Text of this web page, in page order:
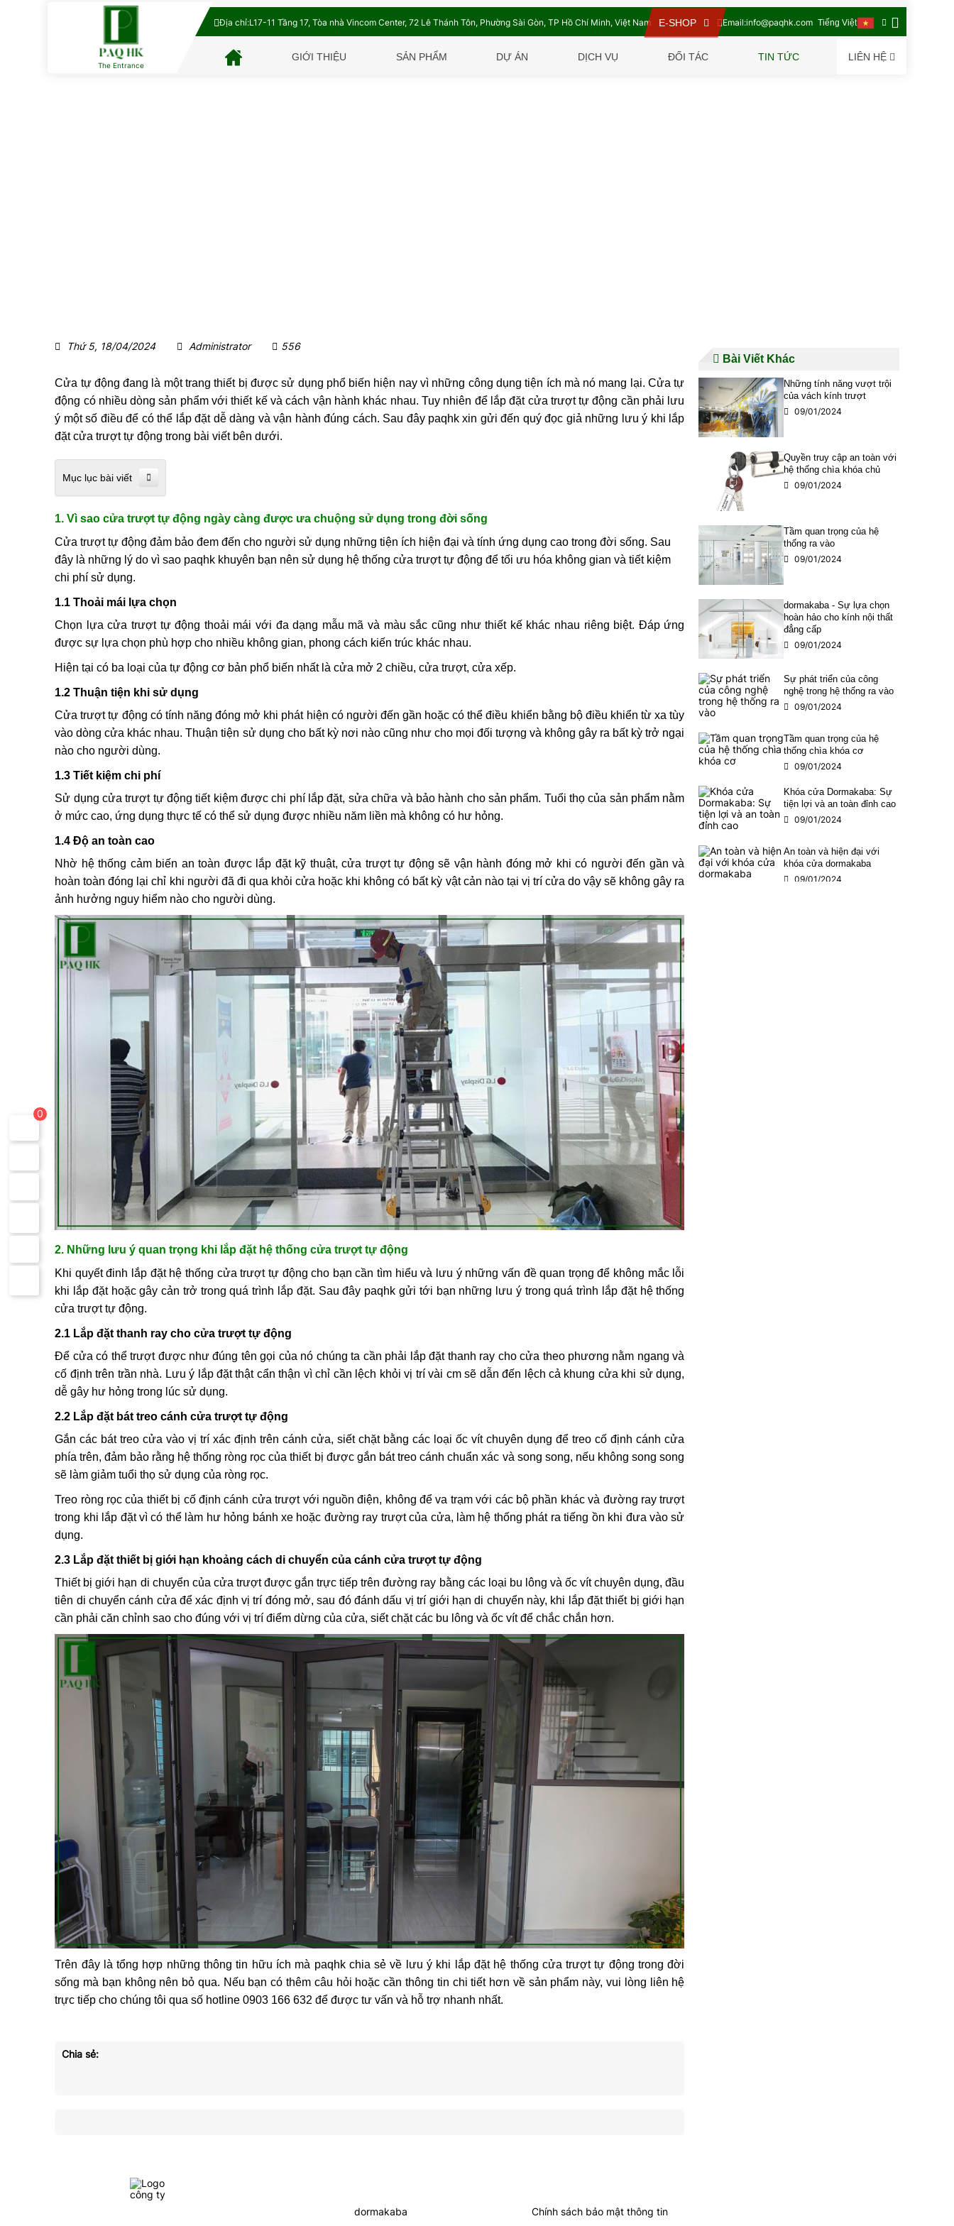
The Entrance
Địa chỉ:L17-11 Tầng 17, Tòa nhà Vincom Center, 72 Lê Thánh Tôn, Phường Sài Gòn, TP Hồ Chí Minh, Việt Nam E-SHOP Email:info@paqhk.com Tiếng Việt
GIỚI THIỆU SẢN PHẨM DỰ ÁN DỊCH VỤ ĐỐI TÁC TIN TỨC LIÊN HỆ
Thứ 5, 18/04/2024 Administrator 556
Cửa tự động đang là một trang thiết bị được sử dụng phổ biến hiện nay vì những công dụng tiện ích mà nó mang lại. Cửa tự
động có nhiều dòng sản phẩm với thiết kế và cách vận hành khác nhau. Tuy nhiên để lắp đặt cửa trượt tự động cần phải lưu
ý một số điều để có thể lắp đặt dễ dàng và vận hành đúng cách. Sau đây paqhk xin gửi đến quý đọc giả những lưu ý khi lắp
đặt cửa trượt tự động trong bài viết bên dưới.
Mục lục bài viết
1. Vì sao cửa trượt tự động ngày càng được ưa chuộng sử dụng trong đời sống
Cửa trượt tự động đảm bảo đem đến cho người sử dụng những tiện ích hiện đại và tính ứng dụng cao trong đời sống. Sau
đây là những lý do vì sao paqhk khuyên bạn nên sử dụng hệ thống cửa trượt tự động để tối ưu hóa không gian và tiết kiệm
chi phí sử dụng.
1.1 Thoải mái lựa chọn
Chọn lựa cửa trượt tự động thoải mái với đa dạng mẫu mã và màu sắc cũng như thiết kế khác nhau riêng biệt. Đáp ứng
được sự lựa chọn phù hợp cho nhiều không gian, phong cách kiến trúc khác nhau.
Hiện tại có ba loại của tự động cơ bản phổ biến nhất là cửa mở 2 chiều, cửa trượt, cửa xếp.
1.2 Thuận tiện khi sử dụng
Cửa trượt tự động có tính năng đóng mở khi phát hiện có người đến gần hoặc có thể điều khiển bằng bộ điều khiển từ xa tùy
vào dòng cửa khác nhau. Thuận tiện sử dụng cho bất kỳ nơi nào cũng như cho mọi đối tượng và không gây ra bất kỳ trở ngại
nào cho người dùng.
1.3 Tiết kiệm chi phí
Sử dụng cửa trượt tự động tiết kiệm được chi phí lắp đặt, sửa chữa và bảo hành cho sản phẩm. Tuổi thọ của sản phẩm nằm
ở mức cao, ứng dụng thực tế có thể sử dụng được nhiều năm liền mà không có hư hỏng.
1.4 Độ an toàn cao
Nhờ hệ thống cảm biến an toàn được lắp đặt kỹ thuật, cửa trượt tự động sẽ vận hành đóng mở khi có người đến gần và
hoàn toàn đóng lại chỉ khi người đã đi qua khỏi cửa hoặc khi không có bất kỳ vật cản nào tại vị trí cửa do vậy sẽ không gây ra
ảnh hưởng nguy hiểm nào cho người dùng.
2. Những lưu ý quan trọng khi lắp đặt hệ thống cửa trượt tự động
Khi quyết đinh lắp đặt hệ thống cửa trượt tự động cho bạn cần tìm hiểu và lưu ý những vấn đề quan trọng để không mắc lỗi
khi lắp đặt hoặc gây cản trở trong quá trình lắp đặt. Sau đây paqhk gửi tới bạn những lưu ý trong quá trình lắp đặt hệ thống
cửa trượt tự động.
2.1 Lắp đặt thanh ray cho cửa trượt tự động
Để cửa có thể trượt được như đúng tên gọi của nó chúng ta cần phải lắp đặt thanh ray cho cửa theo phương nằm ngang và
cố định trên trần nhà. Lưu ý lắp đặt thật cẩn thận vì chỉ cần lệch khỏi vị trí vài cm sẽ dẫn đến lệch cả khung cửa khi sử dụng,
dễ gây hư hỏng trong lúc sử dụng.
2.2 Lắp đặt bát treo cánh cửa trượt tự động
Gắn các bát treo cửa vào vị trí xác định trên cánh cửa, siết chặt bằng các loại ốc vít chuyên dụng để treo cố định cánh cửa
phía trên, đảm bảo rằng hệ thống ròng rọc của thiết bị được gắn bát treo cánh chuẩn xác và song song, nếu không song song
sẽ làm giảm tuổi thọ sử dụng của ròng rọc.
Treo ròng rọc của thiết bị cố định cánh cửa trượt với nguồn điện, không để va trạm với các bộ phần khác và đường ray trượt
trong khi lắp đặt vì có thể làm hư hỏng bánh xe hoặc đường ray trượt của cửa, làm hệ thống phát ra tiếng ồn khi đưa vào sử
dụng.
2.3 Lắp đặt thiết bị giới hạn khoảng cách di chuyển của cánh cửa trượt tự động
Thiết bị giới hạn di chuyển của cửa trượt được gắn trực tiếp trên đường ray bằng các loại bu lông và ốc vít chuyên dụng, đầu
tiên di chuyển cánh cửa để xác định vị trí đóng mở, sau đó đánh dấu vị trí giới hạn di chuyển này, khi lắp đặt thiết bị giới hạn
cần phải căn chỉnh sao cho đúng với vị trí điểm dừng của cửa, siết chặt các bu lông và ốc vít để chắc chắn hơn.
Trên đây là tổng hợp những thông tin hữu ích mà paqhk chia sẻ về lưu ý khi lắp đặt hệ thống cửa trượt tự động trong đời
sống mà bạn không nên bỏ qua. Nếu bạn có thêm câu hỏi hoặc cần thông tin chi tiết hơn về sản phẩm này, vui lòng liên hệ
trực tiếp cho chúng tôi qua số hotline 0903 166 632 để được tư vấn và hỗ trợ nhanh nhất.
Chia sẻ:
Bài Viết Khác
Những tính năng vượt trội
của vách kính trượt
09/01/2024
Quyền truy cập an toàn với
hệ thống chìa khóa chủ
09/01/2024
Tầm quan trọng của hệ
thống ra vào
09/01/2024
dormakaba - Sự lựa chọn
hoàn hảo cho kính nội thất
đẳng cấp
09/01/2024
Sự phát triển của công
nghệ trong hệ thống ra vào
09/01/2024
Tầm quan trọng của hệ
thống chìa khóa cơ
09/01/2024
Khóa cửa Dormakaba: Sự
tiện lợi và an toàn đỉnh cao
09/01/2024
An toàn và hiện đại với
khóa cửa dormakaba
09/01/2024
dormakaba
Chính sách bảo mật thông tin
0